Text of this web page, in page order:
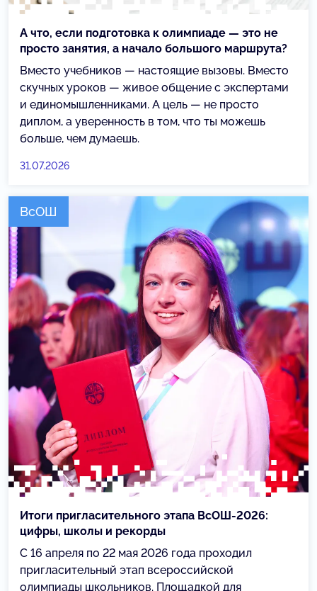
А что, если подготовка к олимпиаде — это не
просто занятия, а начало большого маршрута?
Вместо учебников — настоящие вызовы. Вместо
скучных уроков — живое общение с экспертами
и единомышленниками. А цель — не просто
диплом, а уверенность в том, что ты можешь
больше, чем думаешь.
31.07.2026
ВсОШ
Итоги пригласительного этапа ВсОШ-2026:
цифры, школы и рекорды
С 16 апреля по 22 мая 2026 года проходил
пригласительный этап всероссийской
олимпиады школьников. Площадкой для